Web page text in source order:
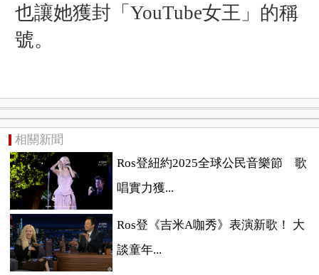
也讓她獲封「YouTube女王」的稱
號。
相關新聞
Ros登紐約2025全球公民音樂節 歌
唱實力獲...
Ros登《吉米A咖秀​》表演新歌！ 大
談童年...